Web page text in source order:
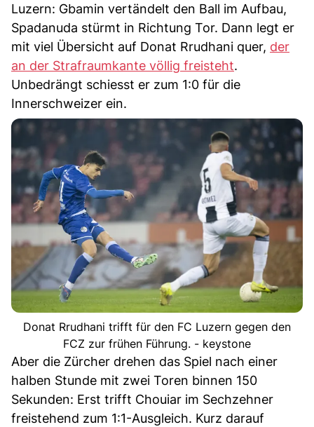
Luzern: Gbamin vertändelt den Ball im Aufbau,
Spadanuda stürmt in Richtung Tor. Dann legt er
mit viel Übersicht auf Donat Rrudhani quer, der
an der Strafraumkante völlig freisteht.
Unbedrängt schiesst er zum 1:0 für die
Innerschweizer ein.
Donat Rrudhani trifft für den FC Luzern gegen den
FCZ zur frühen Führung. - keystone
Aber die Zürcher drehen das Spiel nach einer
halben Stunde mit zwei Toren binnen 150
Sekunden: Erst trifft Chouiar im Sechzehner
freistehend zum 1:1-Ausgleich. Kurz darauf